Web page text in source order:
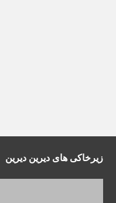
زیرخاکی های دیرین دیرین